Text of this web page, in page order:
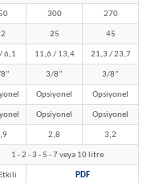
300 270
25 45
6,1 11,6 / 13,4 21,3 / 23,7
3/8” 3/8”
Opsiyonel Opsiyonel
Opsiyonel Opsiyonel
2,8 3,2
1 - 2 - 3 - 5 - 7 veya 10 litre
PDF